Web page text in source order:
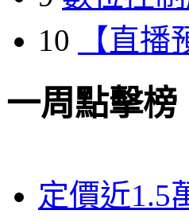
10
【直
一周點擊榜
定價近1.5